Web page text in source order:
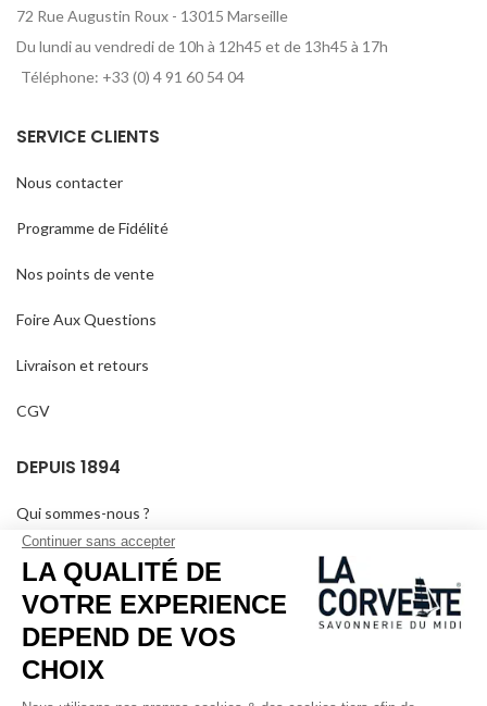
72 Rue Augustin Roux - 13015 Marseille
Du lundi au vendredi de 10h à 12h45 et de 13h45 à 17h
Téléphone: +33 (0) 4 91 60 54 04
SERVICE CLIENTS
Nous contacter
Programme de Fidélité
Nos points de vente
Foire Aux Questions
Livraison et retours
CGV
DEPUIS 1894
Qui sommes-nous ?
Savons personnalisés
Visiter le musée
Devenir revendeur
Dans les médias